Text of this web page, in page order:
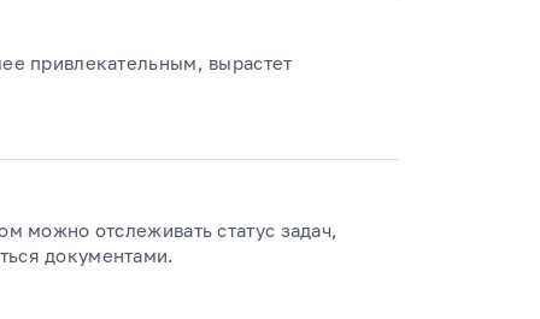
привлекательным, вырастет
можно отслеживать статус задач,
документами.